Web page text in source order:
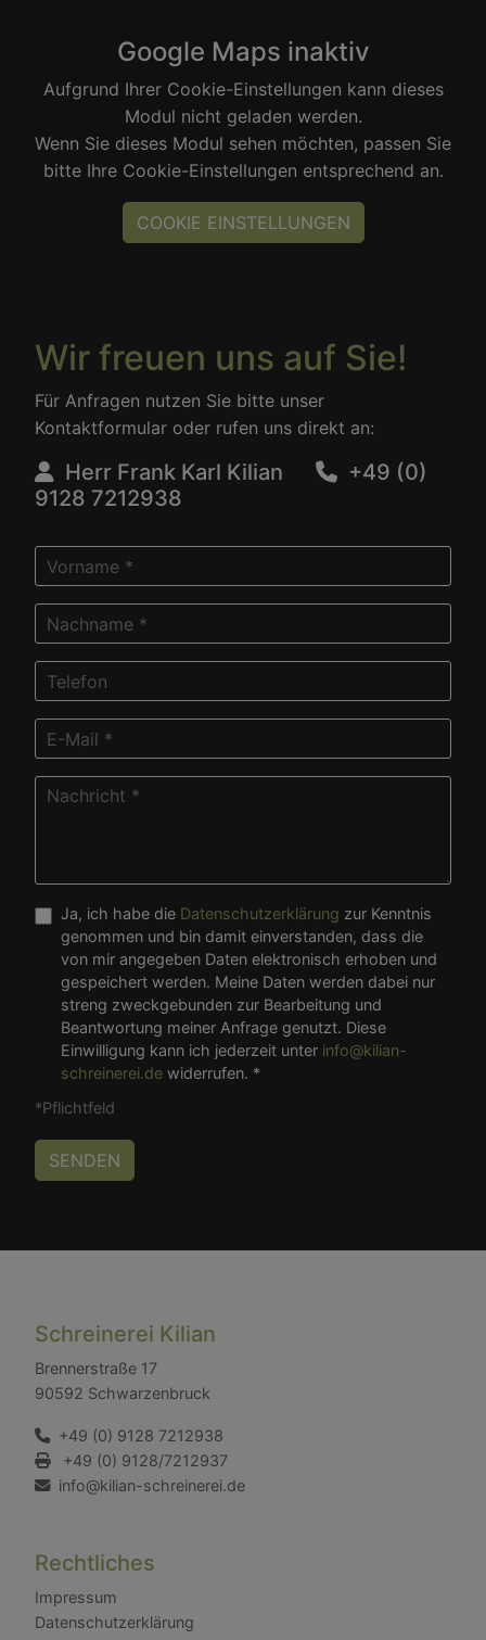
Google Maps inaktiv
Aufgrund Ihrer Cookie-Einstellungen kann dieses
Modul nicht geladen werden.
Wenn Sie dieses Modul sehen möchten, passen Sie
bitte Ihre Cookie-Einstellungen entsprechend an.
COOKIE EINSTELLUNGEN
Wir freuen uns auf Sie!
Für Anfragen nutzen Sie bitte unser
Kontaktformular oder rufen uns direkt an:
Herr Frank Karl Kilian
+49 (0)
9128 7212938
Ja, ich habe die Datenschutzerklärung zur Kenntnis
genommen und bin damit einverstanden, dass die
von mir angegeben Daten elektronisch erhoben und
gespeichert werden. Meine Daten werden dabei nur
streng zweckgebunden zur Bearbeitung und
Beantwortung meiner Anfrage genutzt. Diese
Einwilligung kann ich jederzeit unter info@kilian-
schreinerei.de widerrufen. *
*Pflichtfeld
Schreinerei Kilian
Brennerstraße 17
90592 Schwarzenbruck
+49 (0) 9128 7212938
+49 (0) 9128/7212937
info@kilian-schreinerei.de
Rechtliches
Impressum
Datenschutzerklärung